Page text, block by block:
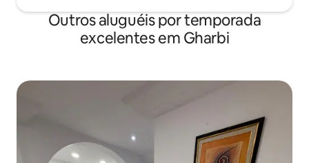
Outros aluguéis por temporada
excelentes em Gharbi